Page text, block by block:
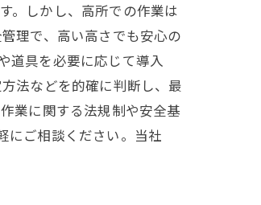
。しかし、高所での作業は
理で、高い高さでも安心の
道具を必要に応じて導入
法などを的確に判断し、最
業に関する法規制や安全基
にご相談ください。当社